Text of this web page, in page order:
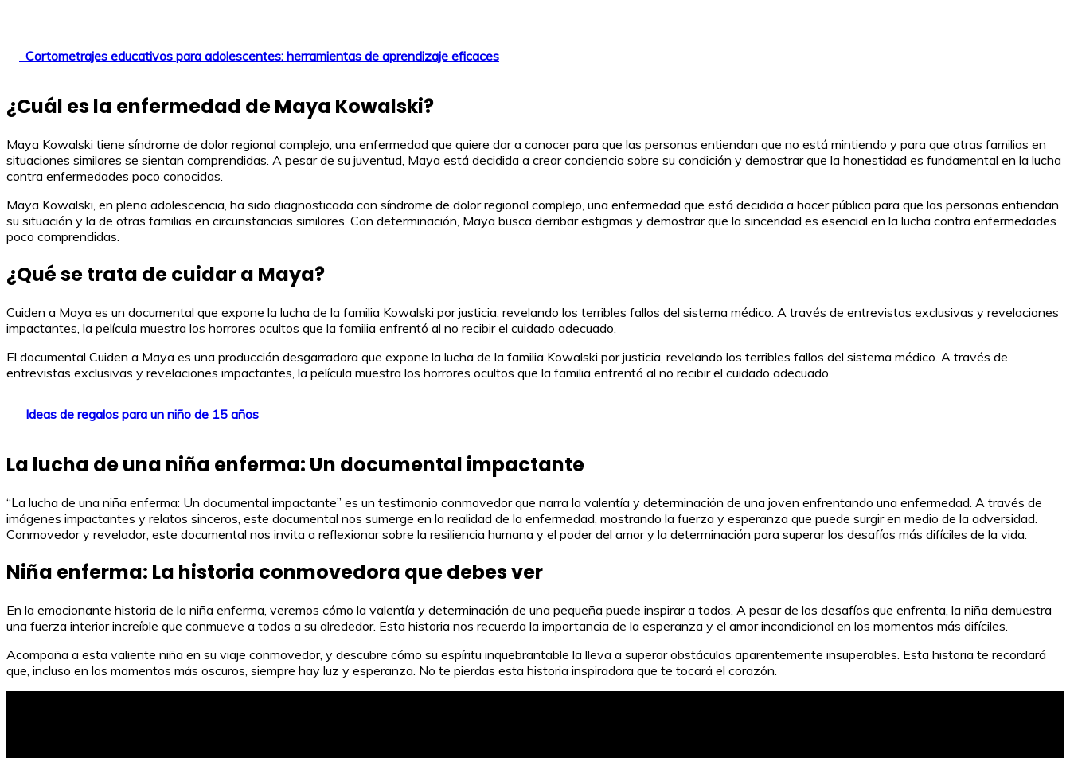
Cortometrajes educativos para adolescentes: herramientas de aprendizaje eficaces
¿Cuál es la enfermedad de Maya Kowalski?
Maya Kowalski tiene síndrome de dolor regional complejo, una enfermedad que quiere dar a conocer para que las personas entiendan que no está mintiendo y para que otras familias en
situaciones similares se sientan comprendidas. A pesar de su juventud, Maya está decidida a crear conciencia sobre su condición y demostrar que la honestidad es fundamental en la lucha
contra enfermedades poco conocidas.
Maya Kowalski, en plena adolescencia, ha sido diagnosticada con síndrome de dolor regional complejo, una enfermedad que está decidida a hacer pública para que las personas entiendan
su situación y la de otras familias en circunstancias similares. Con determinación, Maya busca derribar estigmas y demostrar que la sinceridad es esencial en la lucha contra enfermedades
poco comprendidas.
¿Qué se trata de cuidar a Maya?
Cuiden a Maya es un documental que expone la lucha de la familia Kowalski por justicia, revelando los terribles fallos del sistema médico. A través de entrevistas exclusivas y revelaciones
impactantes, la película muestra los horrores ocultos que la familia enfrentó al no recibir el cuidado adecuado.
El documental Cuiden a Maya es una producción desgarradora que expone la lucha de la familia Kowalski por justicia, revelando los terribles fallos del sistema médico. A través de
entrevistas exclusivas y revelaciones impactantes, la película muestra los horrores ocultos que la familia enfrentó al no recibir el cuidado adecuado.
Ideas de regalos para un niño de 15 años
La lucha de una niña enferma: Un documental impactante
“La lucha de una niña enferma: Un documental impactante” es un testimonio conmovedor que narra la valentía y determinación de una joven enfrentando una enfermedad. A través de
imágenes impactantes y relatos sinceros, este documental nos sumerge en la realidad de la enfermedad, mostrando la fuerza y esperanza que puede surgir en medio de la adversidad.
Conmovedor y revelador, este documental nos invita a reflexionar sobre la resiliencia humana y el poder del amor y la determinación para superar los desafíos más difíciles de la vida.
Niña enferma: La historia conmovedora que debes ver
En la emocionante historia de la niña enferma, veremos cómo la valentía y determinación de una pequeña puede inspirar a todos. A pesar de los desafíos que enfrenta, la niña demuestra
una fuerza interior increíble que conmueve a todos a su alrededor. Esta historia nos recuerda la importancia de la esperanza y el amor incondicional en los momentos más difíciles.
Acompaña a esta valiente niña en su viaje conmovedor, y descubre cómo su espíritu inquebrantable la lleva a superar obstáculos aparentemente insuperables. Esta historia te recordará
que, incluso en los momentos más oscuros, siempre hay luz y esperanza. No te pierdas esta historia inspiradora que te tocará el corazón.